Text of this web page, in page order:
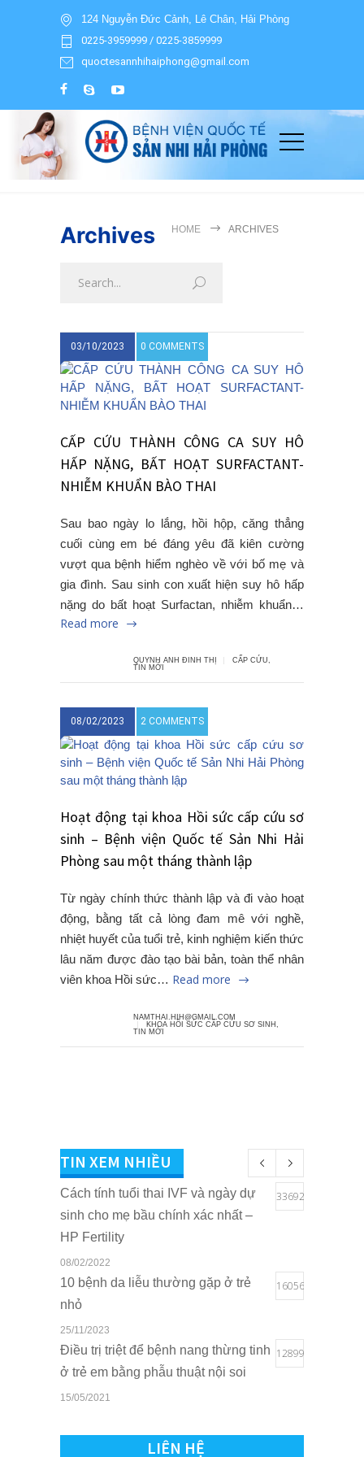
124 Nguyễn Đức Cảnh, Lê Chân, Hải Phòng
0225-3959999 / 0225-3859999
quoctesannhihaiphong@gmail.com
Archives HOME ARCHIVES
03/10/2023 0 COMMENTS
CẤP CỨU THÀNH CÔNG CA SUY HÔ
HẤP NẶNG, BẤT HOẠT SURFACTANT-
NHIỄM KHUẨN BÀO THAI
Sau bao ngày lo lắng, hồi hộp, căng thẳng
cuối cùng em bé đáng yêu đã kiên cường
vượt qua bệnh hiểm nghèo về với bố mẹ và
gia đình. Sau sinh con xuất hiện suy hô hấp
nặng do bất hoạt Surfactan, nhiễm khuẩn…
Read more
QUYNH ANH ĐINH THỊ CẤP CỨU,
TIN MỚI
08/02/2023 2 COMMENTS
Hoạt động tại khoa Hồi sức cấp cứu sơ
sinh – Bệnh viện Quốc tế Sản Nhi Hải
Phòng sau một tháng thành lập
Từ ngày chính thức thành lập và đi vào hoạt
động, bằng tất cả lòng đam mê với nghề,
nhiệt huyết của tuổi trẻ, kinh nghiệm kiến thức
lâu năm được đào tạo bài bản, toàn thể nhân
viên khoa Hồi sức… Read more
NAMTHAI.HIH@GMAIL.COM
KHOA HỒI SỨC CẤP CỨU SƠ SINH ,
TIN MỚI
TIN XEM NHIỀU
Cách tính tuổi thai IVF và ngày dự
sinh cho mẹ bầu chính xác nhất –
HP Fertility
33692
08/02/2022
10 bệnh da liễu thường gặp ở trẻ
nhỏ
16056
25/11/2023
Điều trị triệt để bệnh nang thừng tinh
ở trẻ em bằng phẫu thuật nội soi
12899
15/05/2021
BHYT tại Bệnh viện Quốc tế Sản
LIÊN HỆ